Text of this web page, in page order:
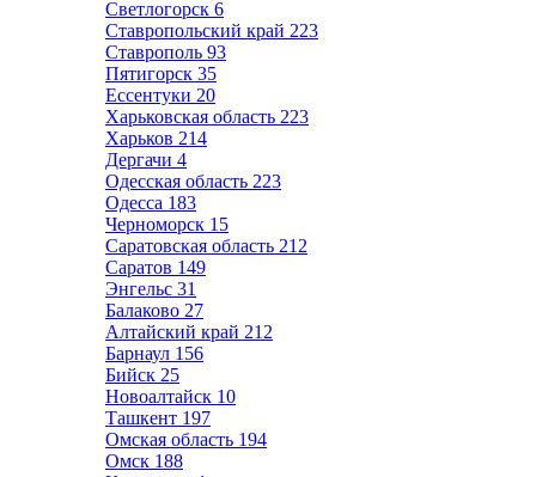
Светлогорск 6
Ставропольский край 223
Ставрополь 93
Пятигорск 35
Ессентуки 20
Харьковская область 223
Харьков 214
Дергачи 4
Одесская область 223
Одесса 183
Черноморск 15
Саратовская область 212
Саратов 149
Энгельс 31
Балаково 27
Алтайский край 212
Барнаул 156
Бийск 25
Новоалтайск 10
Ташкент 197
Омская область 194
Омск 188